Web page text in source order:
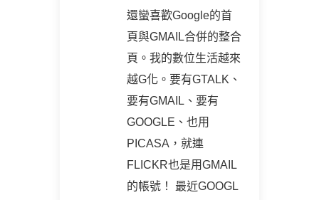
還蠻喜歡Google的首
頁與GMAIL合併的整合
頁。我的數位生活越來
越G化。要有GTALK、
要有GMAIL、要有
GOOGLE、也用
PICASA，就連
FLICKR也是用GMAIL
的帳號！ 最近GOOGL